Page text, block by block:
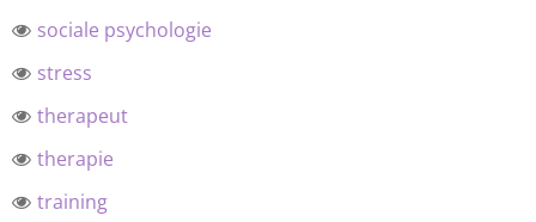
sociale psychologie
stress
therapeut
therapie
training